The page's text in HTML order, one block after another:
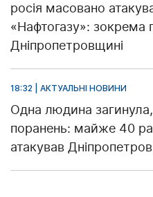
росія масовано
«Нафтогазу»: зокрема
Дніпропетровщині
18:32 | АКТУАЛЬНІ НОВИНИ
Одна людина
поранень: майже 40
атакував